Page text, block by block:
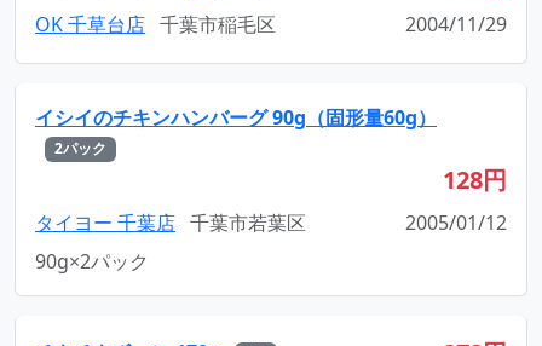
OK 千草台店 千葉市稲毛区 2004/11/29
イシイのチキンハンバーグ 90g（固形量60g）
2パック
128円
タイヨー 千葉店 千葉市若葉区
2005/01/12
90g×2パック